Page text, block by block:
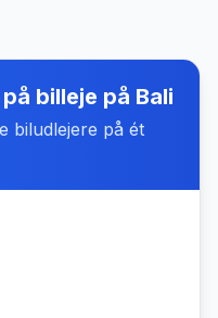
billeje på Bali
biludlejere på ét